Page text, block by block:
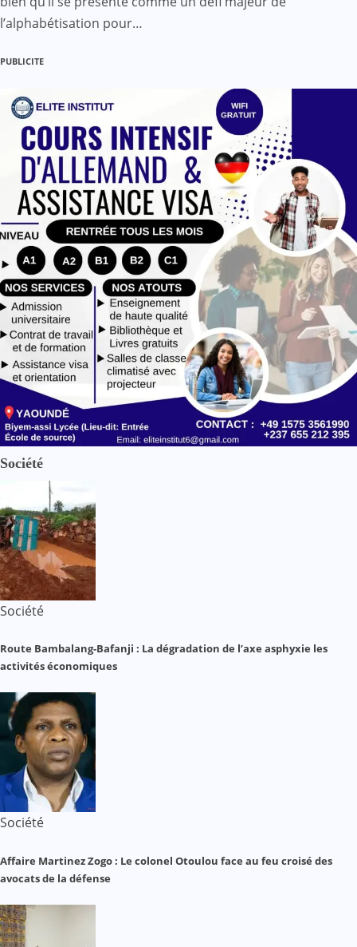
l’alphabétisation pour…
PUBLICITE
Société
Société
Route Bambalang-Bafanji : La dégradation de l’axe asphyxie les
activités économiques
Société
Affaire Martinez Zogo : Le colonel Otoulou face au feu croisé des
avocats de la défense